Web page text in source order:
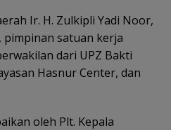
Ir. H. Zulkipli Yadi Noor,
pimpinan satuan kerja
dari UPZ Bakti
Hasnur Center, dan
oleh Plt. Kepala